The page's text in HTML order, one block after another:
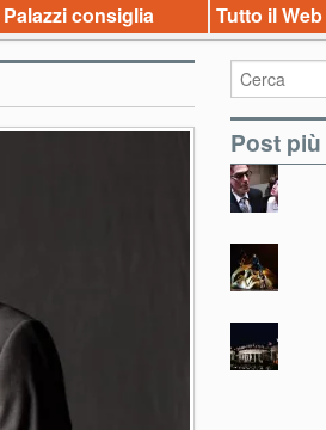
Palazzi consiglia Tutto il
Post